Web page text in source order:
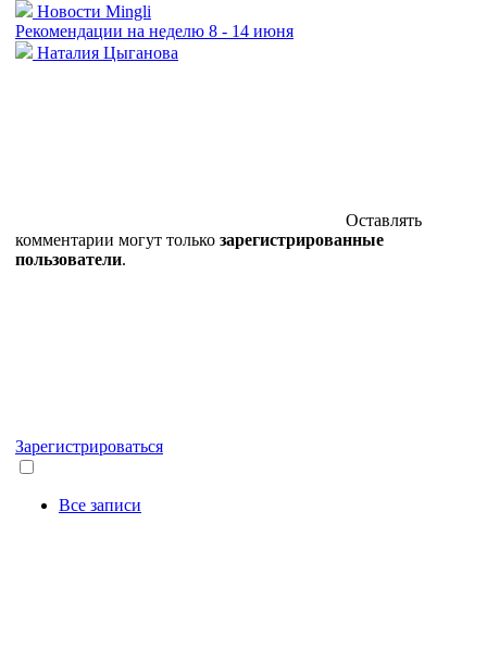
Новости Mingli
Рекомендации на неделю 8 - 14 июня
Наталия Цыганова
Оставлять
комментарии могут только зарегистрированные
пользователи.
Зарегистрироваться
Все записи